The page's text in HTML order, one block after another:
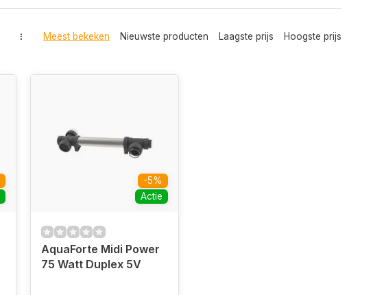
Meest bekeken Nieuwste producten Laagste prijs Hoogste prijs
-5%
Actie
AquaForte Midi Power
75 Watt Duplex 5V